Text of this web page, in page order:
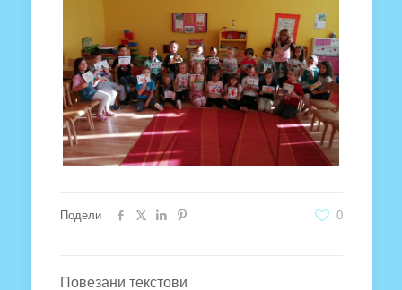
Подели 0
Повезани текстови